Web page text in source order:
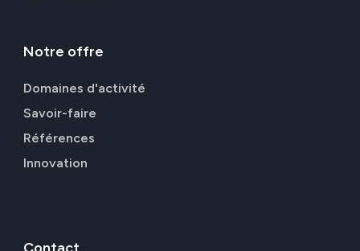
Notre offre
Domaines d'activité
Savoir-faire
Références
Innovation